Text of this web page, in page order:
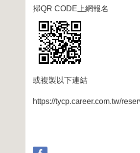
掃QR CODE上網報名
或複製以下連結
https://tycp.career.com.tw/